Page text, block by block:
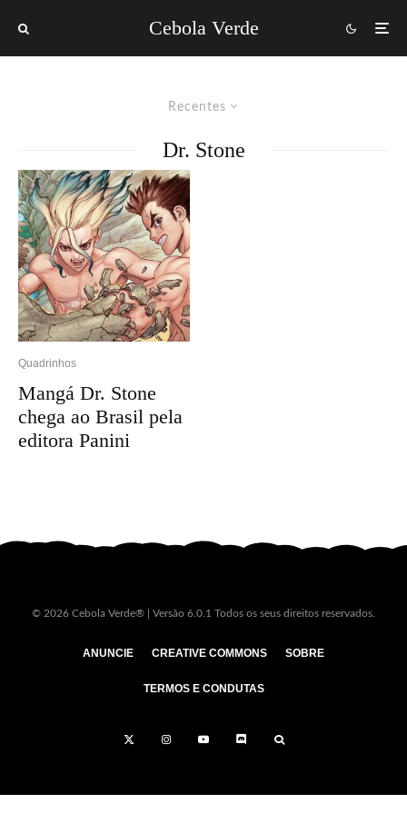
Cebola Verde
Recentes
Dr. Stone
Quadrinhos
Mangá Dr. Stone
chega ao Brasil pela
editora Panini
© 2026 Cebola Verde® | Versão 6.0.1 Todos os seus direitos reservados.
ANUNCIE CREATIVE COMMONS SOBRE
TERMOS E CONDUTAS